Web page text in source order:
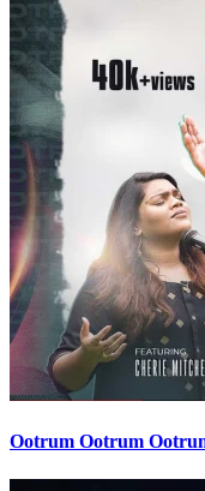
Ootrum Ootrum